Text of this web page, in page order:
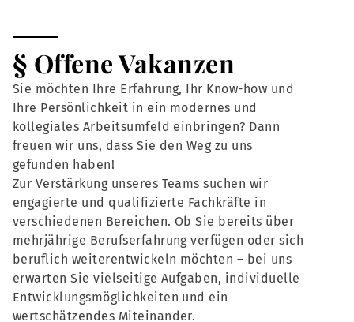
§ Offene Vakanzen
Sie möchten Ihre Erfahrung, Ihr Know-how und
Ihre Persönlichkeit in ein modernes und
kollegiales Arbeitsumfeld einbringen? Dann
freuen wir uns, dass Sie den Weg zu uns
gefunden haben!
Zur Verstärkung unseres Teams suchen wir
engagierte und qualifizierte Fachkräfte in
verschiedenen Bereichen. Ob Sie bereits über
mehrjährige Berufserfahrung verfügen oder sich
beruflich weiterentwickeln möchten – bei uns
erwarten Sie vielseitige Aufgaben, individuelle
Entwicklungsmöglichkeiten und ein
wertschätzendes Miteinander.